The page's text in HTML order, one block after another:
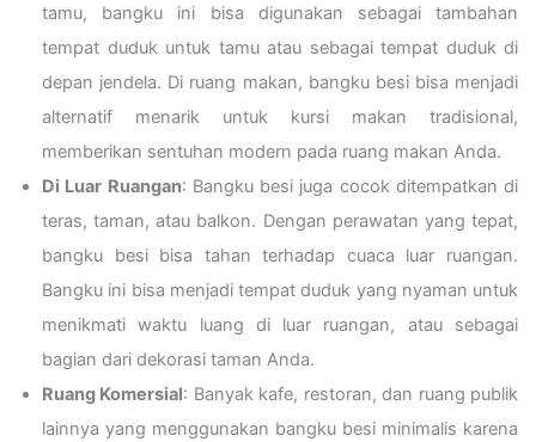
tamu, bangku ini bisa digunakan sebagai tambahan
tempat duduk untuk tamu atau sebagai tempat duduk di
depan jendela. Di ruang makan, bangku besi bisa menjadi
alternatif menarik untuk kursi makan tradisional,
memberikan sentuhan modern pada ruang makan Anda.
Di Luar Ruangan: Bangku besi juga cocok ditempatkan di
teras, taman, atau balkon. Dengan perawatan yang tepat,
bangku besi bisa tahan terhadap cuaca luar ruangan.
Bangku ini bisa menjadi tempat duduk yang nyaman untuk
menikmati waktu luang di luar ruangan, atau sebagai
bagian dari dekorasi taman Anda.
Ruang Komersial: Banyak kafe, restoran, dan ruang publik
lainnya yang menggunakan bangku besi minimalis karena